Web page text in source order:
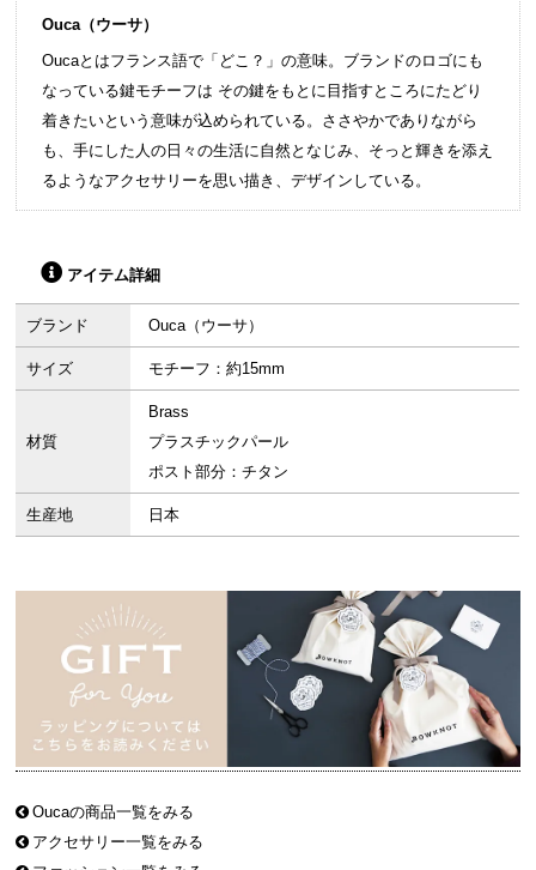
Ouca（ウーサ）
Oucaとはフランス語で「どこ？」の意味。ブランドのロゴにも
なっている鍵モチーフは その鍵をもとに目指すところにたどり
着きたいという意味が込められている。ささやかでありながら
も、手にした人の日々の生活に自然となじみ、そっと輝きを添え
るようなアクセサリーを思い描き、デザインしている。
アイテム詳細
ブランド Ouca（ウーサ）
サイズ モチーフ：約15mm
材質
Brass
プラスチックパール
ポスト部分：チタン
生産地 日本
Oucaの商品一覧をみる
アクセサリー一覧をみる